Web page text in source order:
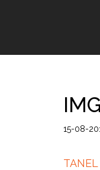
15-08-